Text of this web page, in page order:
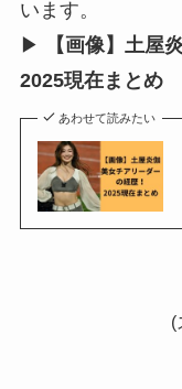
います。
▶︎
【画像】土屋
2025現在まとめ
あわせて読みたい
(